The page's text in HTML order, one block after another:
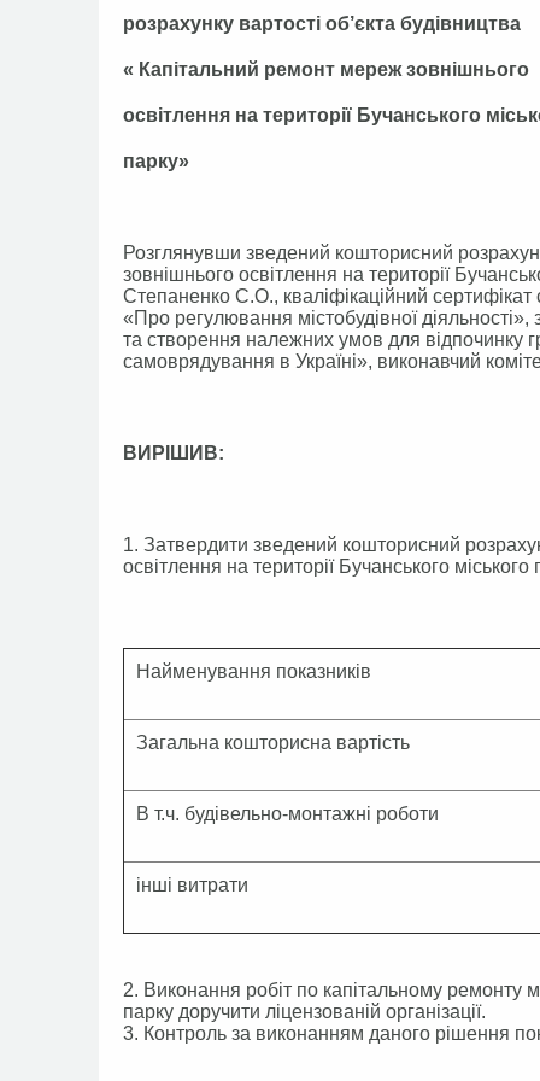
розрахунку вартості об’єкта будівництва
« Капітальний ремонт мереж зовнішнього
освітлення на території Бучанського
парку»
Розглянувши зведений кошторисний
зовнішнього освітлення на території
Степаненко С.О., кваліфікаційний
«Про регулювання містобудівної
та створення належних умов для відпочинку
самоврядування в Україні», виконавчий
ВИРІШИВ:
1. Затвердити зведений кошторисний
освітлення на території Бучанського
Найменування показників
Загальна кошторисна вартість
В т.ч. будівельно-монтажні роботи
інші витрати
2. Виконання робіт по капітальному ремонту
парку доручити ліцензованій організації.
3. Контроль за виконанням даного рішення